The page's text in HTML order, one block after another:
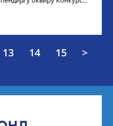
13 14 15 >